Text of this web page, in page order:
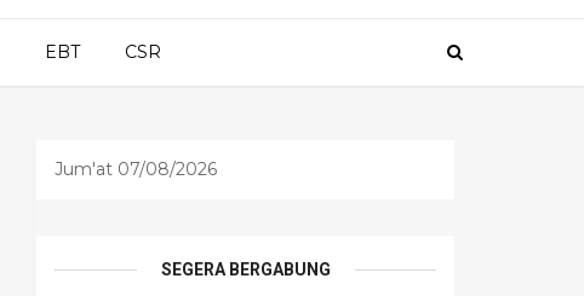
EBT CSR
Jum'at 07/08/2026
SEGERA BERGABUNG